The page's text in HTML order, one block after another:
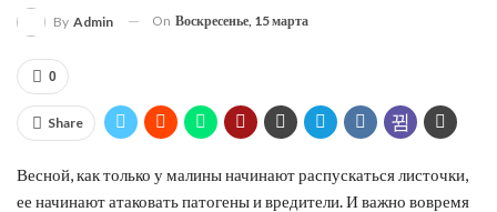
By Admin On Воскресенье, 15 марта
0
Share
Весной, как только у малины начинают распускаться листочки,
ее начинают атаковать патогены и вредители. И важно вовремя